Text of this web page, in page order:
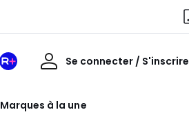
Marques à la une
Mon
Redoute
Se connecter / S'inscrire
Mon